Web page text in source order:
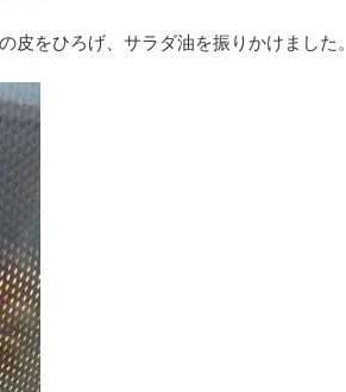
をひろげ、サラダ油を振りかけました。